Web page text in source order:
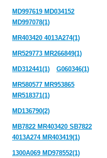
MD997619 MD034152
MD997078(1)
MR403420 4013A274(1)
MR529773 MR266849(1)
MD312441(1) G060346(1)
MR580577 MR953865
MR518371(1)
MD136790(2)
MB7822 MR403420 SB7822
4013A274 MR403419(1)
1300A069 MD978552(1)